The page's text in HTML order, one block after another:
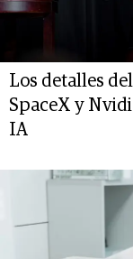
Los detalles
SpaceX y
IA